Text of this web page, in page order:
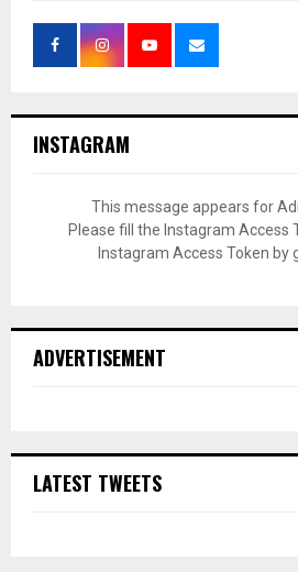
INSTAGRAM
This message appears for
Please fill the Instagram Access
Instagram Access Token by
ADVERTISEMENT
LATEST TWEETS